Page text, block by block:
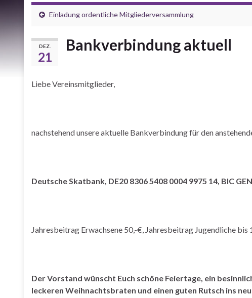
Einladung ordentliche Mitgliederversammlung
DEZ.
21
Bankverbindung aktuell
Liebe Vereinsmitglieder,
nachstehend unsere aktuelle Bankverbindung für den
Deutsche Skatbank, DE20 8306 5408 0004 9975 14, BIC
Jahresbeitrag Erwachsene 50,-€, Jahresbeitrag Jugendliche bis
DerVorstand wünscht Euch schöne Feiertage, ein
leckeren Weihnachtsbraten und einen guten Rutsch ins